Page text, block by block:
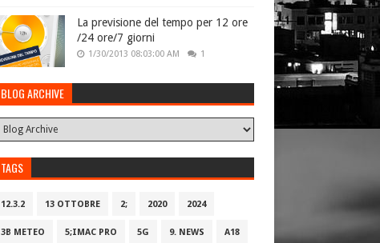
La previsione del tempo per 12 ore
/24 ore/7 giorni
1/30/2013 08:03:00 AM 1
BLOG ARCHIVE
TAGS
12.3.2 13 OTTOBRE 2; 2020 2024
3B METEO 5;IMAC PRO 5G 9. NEWS A18